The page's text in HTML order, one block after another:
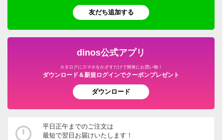
友だち追加する
dinos公式アプリ
カタログにスマホをかざすだけで簡単にお買い物！
ダウンロード＆新規ログインでクーポンプレゼント
ダウンロード
平日正午までのご注文は
最短で翌日お届けいたします！